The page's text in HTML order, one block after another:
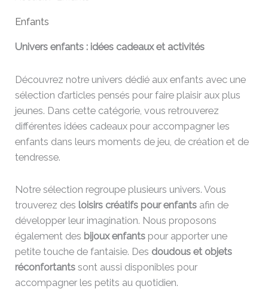
Enfants
Univers enfants : idées cadeaux et activités
Découvrez notre univers dédié aux enfants avec une
sélection d’articles pensés pour faire plaisir aux plus
jeunes. Dans cette catégorie, vous retrouverez
différentes idées cadeaux pour accompagner les
enfants dans leurs moments de jeu, de création et de
tendresse.
Notre sélection regroupe plusieurs univers. Vous
trouverez des loisirs créatifs pour enfants afin de
développer leur imagination. Nous proposons
également des bijoux enfants pour apporter une
petite touche de fantaisie. Des doudous et objets
réconfortants sont aussi disponibles pour
accompagner les petits au quotidien.